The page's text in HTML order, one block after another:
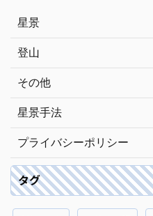
星景
登山
その他
星景手法
プライバシーポリシー
タグ